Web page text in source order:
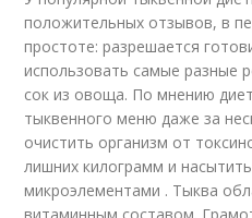
положительных отзывов, в
простоте: разрешается
использовать самые разные
сок из овоща. По мнению
тыквенного меню даже за
очистить организм от
лишних килограмм и
микроэлементами . Тыква